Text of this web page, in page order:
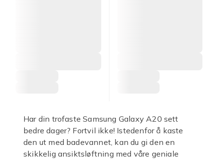
Har din trofaste Samsung Galaxy A20 sett
bedre dager? Fortvil ikke! Istedenfor å kaste
den ut med badevannet, kan du gi den en
skikkelig ansiktsløftning med våre geniale